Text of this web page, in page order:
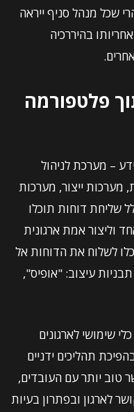
שכל מנהל סניף ייראה
בהיררכיה
פלטפורמה
– מערכת לניהול
מערכות ייצור, מערכות
שליחת דוחות תוכלו
וליצור אמת ארגונית
לשלוח את הדוחות אל
עיצוב: "אופיס",
שימושי לארגונים
תהליכים ידניים
טוב יותר עם העובדים,
לארגון ובפתרון בעיות